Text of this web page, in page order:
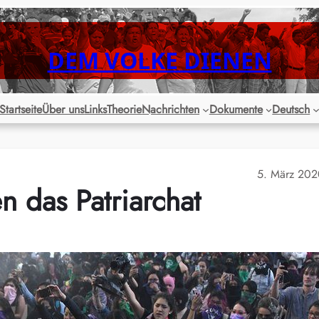
DEM VOLKE DIENEN
StartseiteÜber unsLinksTheorieNachrichten Dokumente Deutsch
5. März
das Patriarchat